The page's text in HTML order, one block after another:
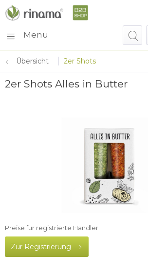
Menü
Übersicht 2er Shots
2er Shots Alles in Butter
Preise für registrierte Händler
Zur Registrierung